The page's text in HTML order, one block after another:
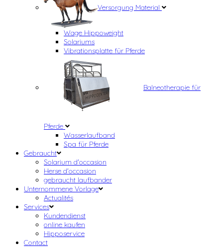
Versorgung Material
Wage Hippoweight
Solariums
Vibrationsplatte für Pferde
Balneotherapie für
Pferde
Wasserlaufband
Spa für Pferde
Gebraucht
Solarium d'occasion
Herse d'occasion
gebraucht laufbander
Unternommene Vorlage
Actualités
Services
Kundendienst
online kaufen
Hipposervice
Contact